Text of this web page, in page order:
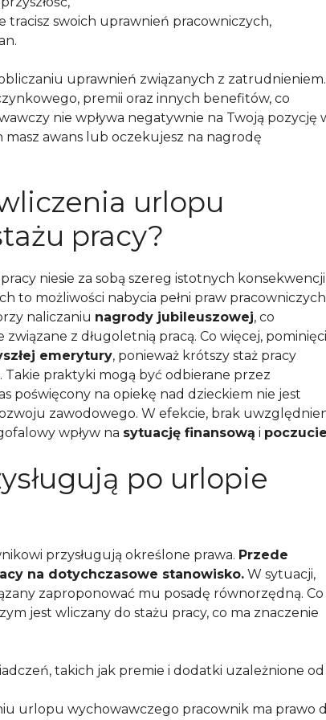
swoich uprawnień pracowniczych,
uprawnień związanych z zatrudnieniem.
premii oraz innych benefitów, co
nie wpływa negatywnie na Twoją pozycję
awans lub oczekujesz na nagrodę
urlopu
pracy?
niesie za sobą szereg istotnych konsekwencji
to możliwości nabycia pełni praw
naliczaniu nagrody jubileuszowej, co
z długoletnią pracą. Co więcej,
emerytury, ponieważ krótszy staż pracy
Takie praktyki mogą być odbierane przez
poświęcony na opiekę nad dzieckiem nie jest
zawodowego. W efekcie, brak
wpływ na sytuację finansową i poczucie
po urlopie
przysługują określone prawa. Przede
na dotychczasowe stanowisko. W sytuacji,
zaproponować mu posadę równorzędną. Co
jest wliczany do stażu pracy, co ma znaczenie
takich jak premie i dodatki uzależnione od
urlopu wychowawczego pracownik ma prawo